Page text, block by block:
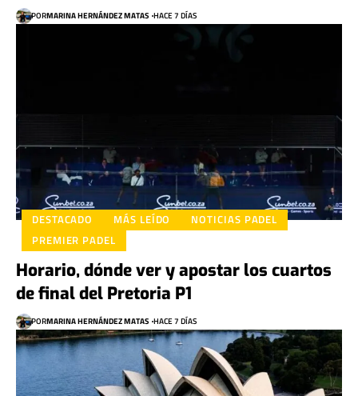
PORMARINA HERNÁNDEZ MATAS HACE 7 DÍAS
DESTACADO MÁS LEÍDO
NOTICIAS PADEL
PREMIER PADEL
Horario, dónde ver y apostar los cuartos
de final del Pretoria P1
PORMARINA HERNÁNDEZ MATAS HACE 7 DÍAS